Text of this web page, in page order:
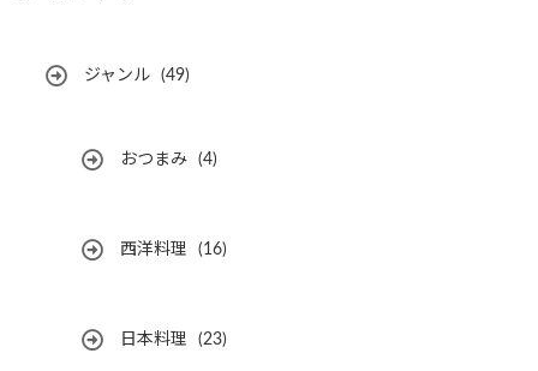
ジャンル (49)
おつまみ (4)
西洋料理 (16)
日本料理 (23)